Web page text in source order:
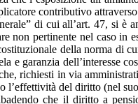
contributivo
di cui all’art. 47, si è
pertinente nel caso in
della norma di
garanzia dell’interesse
richiesti in via
del diritto (nel
che il diritto a